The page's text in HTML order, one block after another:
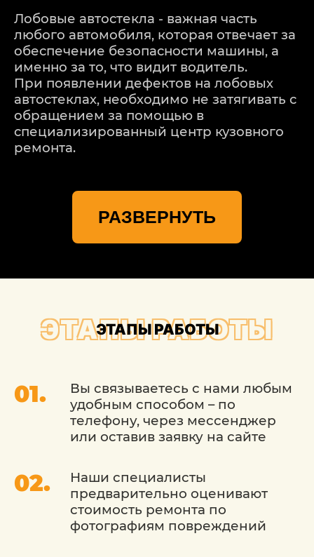
Лобовые автостекла - важная часть
любого автомобиля, которая отвечает за
обеспечение безопасности машины, а
именно за то, что видит водитель.
При появлении дефектов на лобовых
автостеклах, необходимо не затягивать с
обращением за помощью в
специализированный центр кузовного
ремонта.
ремонта Renault (Рено)
«ДетейлингофЪ» предлагает Вам
кузовного ремонта «ДетейлингофЪ»
также специализированное и
проверенное временем оборудование.
РАЗВЕРНУТЬ
ЭТАПЫ РАБОТЫ
ЭТАПЫ РАБОТЫ
Вы связываетесь с нами любым
удобным способом – по
телефону, через мессенджер
или оставив заявку на сайте
Наши специалисты
предварительно оценивают
стоимость ремонта по
фотографиям повреждений